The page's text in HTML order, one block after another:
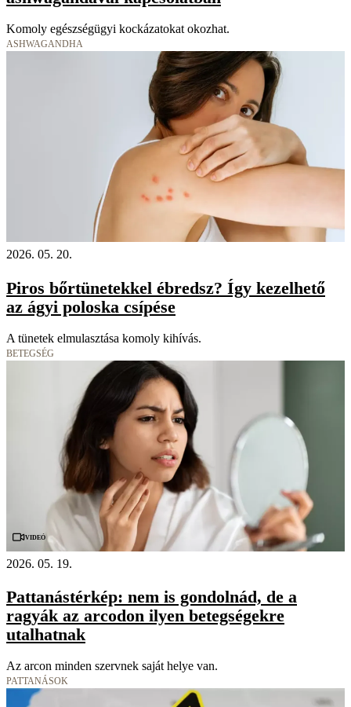
Komoly egészségügyi kockázatokat okozhat.
ASHWAGANDHA
2026. 05. 20.
Piros bőrtünetekkel ébredsz? Így kezelhető
az ágyi poloska csípése
A tünetek elmulasztása komoly kihívás.
BETEGSÉG
Videó
2026. 05. 19.
Pattanástérkép: nem is gondolnád, de a
ragyák az arcodon ilyen betegségekre
utalhatnak
Az arcon minden szervnek saját helye van.
PATTANÁSOK